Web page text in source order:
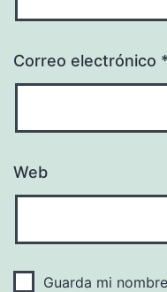
Correo electrónico *
Web
Guarda mi